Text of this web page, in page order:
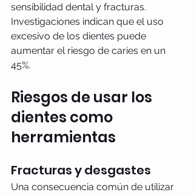
sensibilidad dental y fracturas.
Investigaciones indican que el uso
excesivo de los dientes puede
aumentar el riesgo de caries en un
45%.
Riesgos de usar los
dientes como
herramientas
Fracturas y desgastes
Una consecuencia común de utilizar